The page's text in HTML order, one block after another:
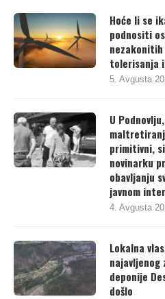
Hoće li se
podnositi
tolerisanja
5. Avgusta
U
primitivni,
novinarku
obavljanju
javnom
4. Avgusta
Lokalna
deponije
došlo